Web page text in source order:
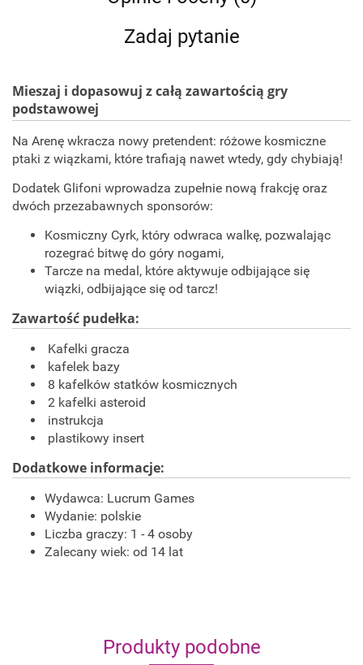
Zadaj pytanie
Mieszaj i dopasowuj z całą zawartością gry
podstawowej
Na Arenę wkracza nowy pretendent: różowe kosmiczne
ptaki z wiązkami, które trafiają nawet wtedy, gdy chybiają!
Dodatek Glifoni wprowadza zupełnie nową frakcję oraz
dwóch przezabawnych sponsorów:
Kosmiczny Cyrk, który odwraca walkę, pozwalając
rozegrać bitwę do góry nogami,
Tarcze na medal, które aktywuje odbijające się
wiązki, odbijające się od tarcz!
Zawartość pudełka:
Kafelki gracza
kafelek bazy
8 kafelków statków kosmicznych
2 kafelki asteroid
instrukcja
plastikowy insert
Dodatkowe informacje:
Wydawca: Lucrum Games
Wydanie: polskie
Liczba graczy: 1 - 4 osoby
Zalecany wiek: od 14 lat
Produkty podobne